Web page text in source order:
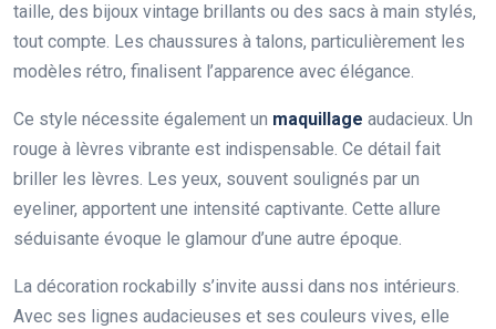
taille, des bijoux vintage brillants ou des sacs à main stylés,
tout compte. Les chaussures à talons, particulièrement les
modèles rétro, finalisent l’apparence avec élégance.
Ce style nécessite également un maquillage audacieux. Un
rouge à lèvres vibrante est indispensable. Ce détail fait
briller les lèvres. Les yeux, souvent soulignés par un
eyeliner, apportent une intensité captivante. Cette allure
séduisante évoque le glamour d’une autre époque.
La décoration rockabilly s’invite aussi dans nos intérieurs.
Avec ses lignes audacieuses et ses couleurs vives, elle